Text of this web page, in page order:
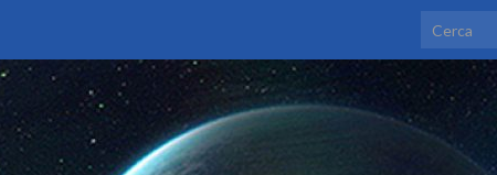
Search for: